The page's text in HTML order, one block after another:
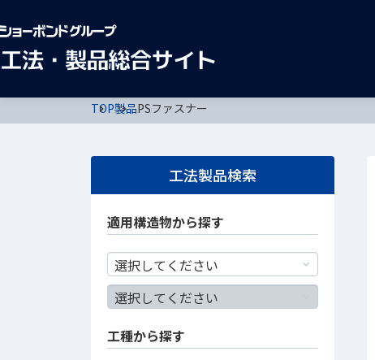
TOP製品PSファスナー
工法製品検索
適用構造物から探す
工種から探す